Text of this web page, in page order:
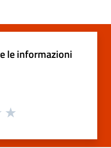
le informazioni